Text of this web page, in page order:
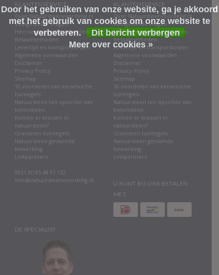
KLANTENSERVICE
Over Natuursteenvoordelig.nl
Veelgestelde vragen
Herroepingsrecht / klachten
Betaalmethoden
Levertijd en transportkosten
Algemene voorwaarden
Disclaimer
Privacy Policy
Sitemap
10 voordelen van keramische
tuintegels
Natuursteen ten opzichte van
betonsteen
Komen er krassen in
natuursteen?
Granieten tuintegels
Natuursteen gevlamde
bewerking
Linkpartners
0031 (0) 85 48 91 132
info@natuursteenvoordelig.nl
KLANTENSERVICE
Over Natuursteenvoordelig.nl
Veelgestelde vragen
Herroepingsrecht / klachten
Betaalmethoden
Levertijd en transportkosten
Algemene voorwaarden
Disclaimer
Privacy Policy
Sitemap
10 voordelen van keramische
tuintegels
Natuursteen ten opzichte van
betonsteen
Komen er krassen in
natuursteen?
Granieten tuintegels
Natuursteen gevlamde
bewerking
Linkpartners
U KUNT BIJ ONS BETALEN
MET
DE SPECIALIST
Door het gebruiken van onze website, ga je akkoord
met het gebruik van cookies om onze website te
verbeteren.
Dit bericht verbergen
Meer over cookies »